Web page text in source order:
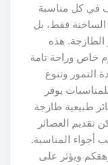
في كل مناسبة
فقط، بل
هذه
خاص وراحة تامة
وتنوع
يوفر
طبيعية طازجة
العصائر
المناسبة.
ويؤثر على